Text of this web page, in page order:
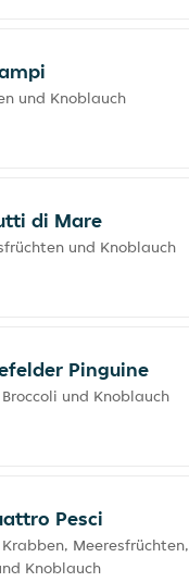
und Knoblauch
di Mare
und Knoblauch
Pinguine
und Knoblauch
Pesci
Meeresfrüchten,
Knoblauch